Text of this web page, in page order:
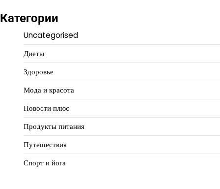
Категории
Uncategorised
Диеты
Здоровье
Мода и красота
Новости плюс
Продукты питания
Путешествия
Спорт и йога